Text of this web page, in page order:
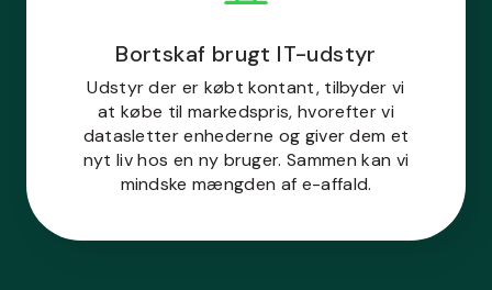
Bortskaf brugt IT-udstyr
Udstyr der er købt kontant, tilbyder vi
at købe til markedspris, hvorefter vi
datasletter enhederne og giver dem et
nyt liv hos en ny bruger. Sammen kan vi
mindske mængden af e-affald.